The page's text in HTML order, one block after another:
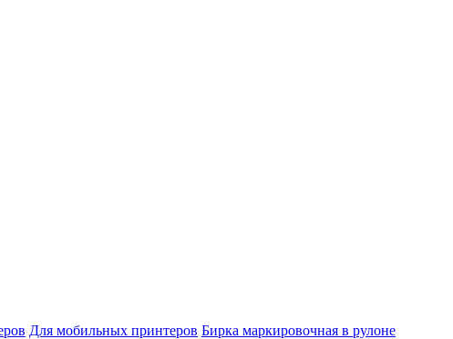
Для мобильных принтеров Бирка маркировочная в рулоне